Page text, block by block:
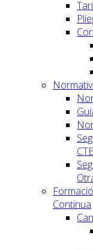
CTE
Continua